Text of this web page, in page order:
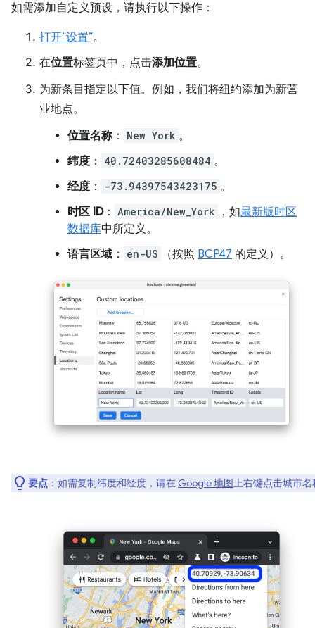
如需添加自定义预设，请执行以下操作：
打开“设置”。
在位置标签页中，点击添加位置。
为新条目指定以下值。例如，我们将纽约添加为新营
业地点。
位置名称： New York 。
纬度 ： 40.72403285608484 。
经度 ： -73.94397543423175 。
时区 ID： America/New_York ，如最新版时区
数据库中所定义。
语言区域 ： en-US （按照 BCP47 的定义）。
要点 ：如需复制纬度和经度，请在 Google 地图上右键点击城市名